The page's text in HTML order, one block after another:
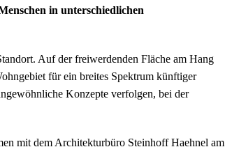
in unterschiedlichen
Auf der freiwerdenden Fläche am Hang
für ein breites Spektrum künftiger
Konzepte verfolgen, bei der
mit dem Architekturbüro Steinhoff Haehnel am